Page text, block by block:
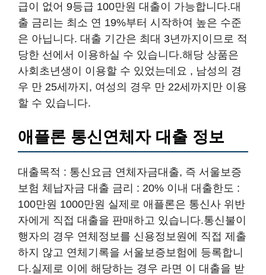
급이 없어 9등급 100만원 대출이 가능합니다.대
출 금리는 최소 연 19%부터 시작하여 높은 수준
은 아닙니다. 대출 기간은 최대 3년까지이므로 적
당한 선에서 이용하실 수 있습니다.해당 상품은
사회초년생이 이용할 수 있었는데요 , 남성의 경
우 만 25세까지, 여성의 경우 만 22세까지만 이용
할 수 있습니다.
애플론 통신연체자 대출 정보
대출목적 : 통신요금 연체자금대출, 즉 서울보증
보험 체납자금 대출 금리 : 20% 이내 대출한도 :
100만원 1000만원 실제로 애플론은 통신사 위반
자에게 직접 대출을 판매하고 있습니다.통신불이
행자의 경우 연체정보를 신용정보원에 직접 제출
하지 않고 연체기록을 서울보증보험에 등록합니
다.실제로 이에 해당하는 경우 라면 이 대출을 받